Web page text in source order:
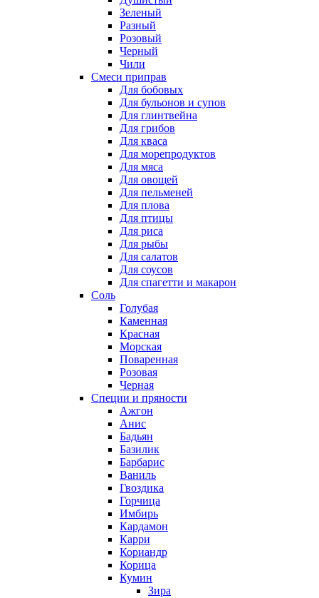
Зеленый
Разный
Розовый
Черный
Чили
Смеси приправ
Для бобовых
Для бульонов и супов
Для глинтвейна
Для грибов
Для кваса
Для морепродуктов
Для мяса
Для овощей
Для пельменей
Для плова
Для птицы
Для риса
Для рыбы
Для салатов
Для соусов
Для спагетти и макарон
Соль
Голубая
Каменная
Красная
Морская
Поваренная
Розовая
Черная
Специи и пряности
Ажгон
Анис
Бадьян
Базилик
Барбарис
Ваниль
Гвоздика
Горчица
Имбирь
Кардамон
Карри
Кориандр
Корица
Кумин
Зира